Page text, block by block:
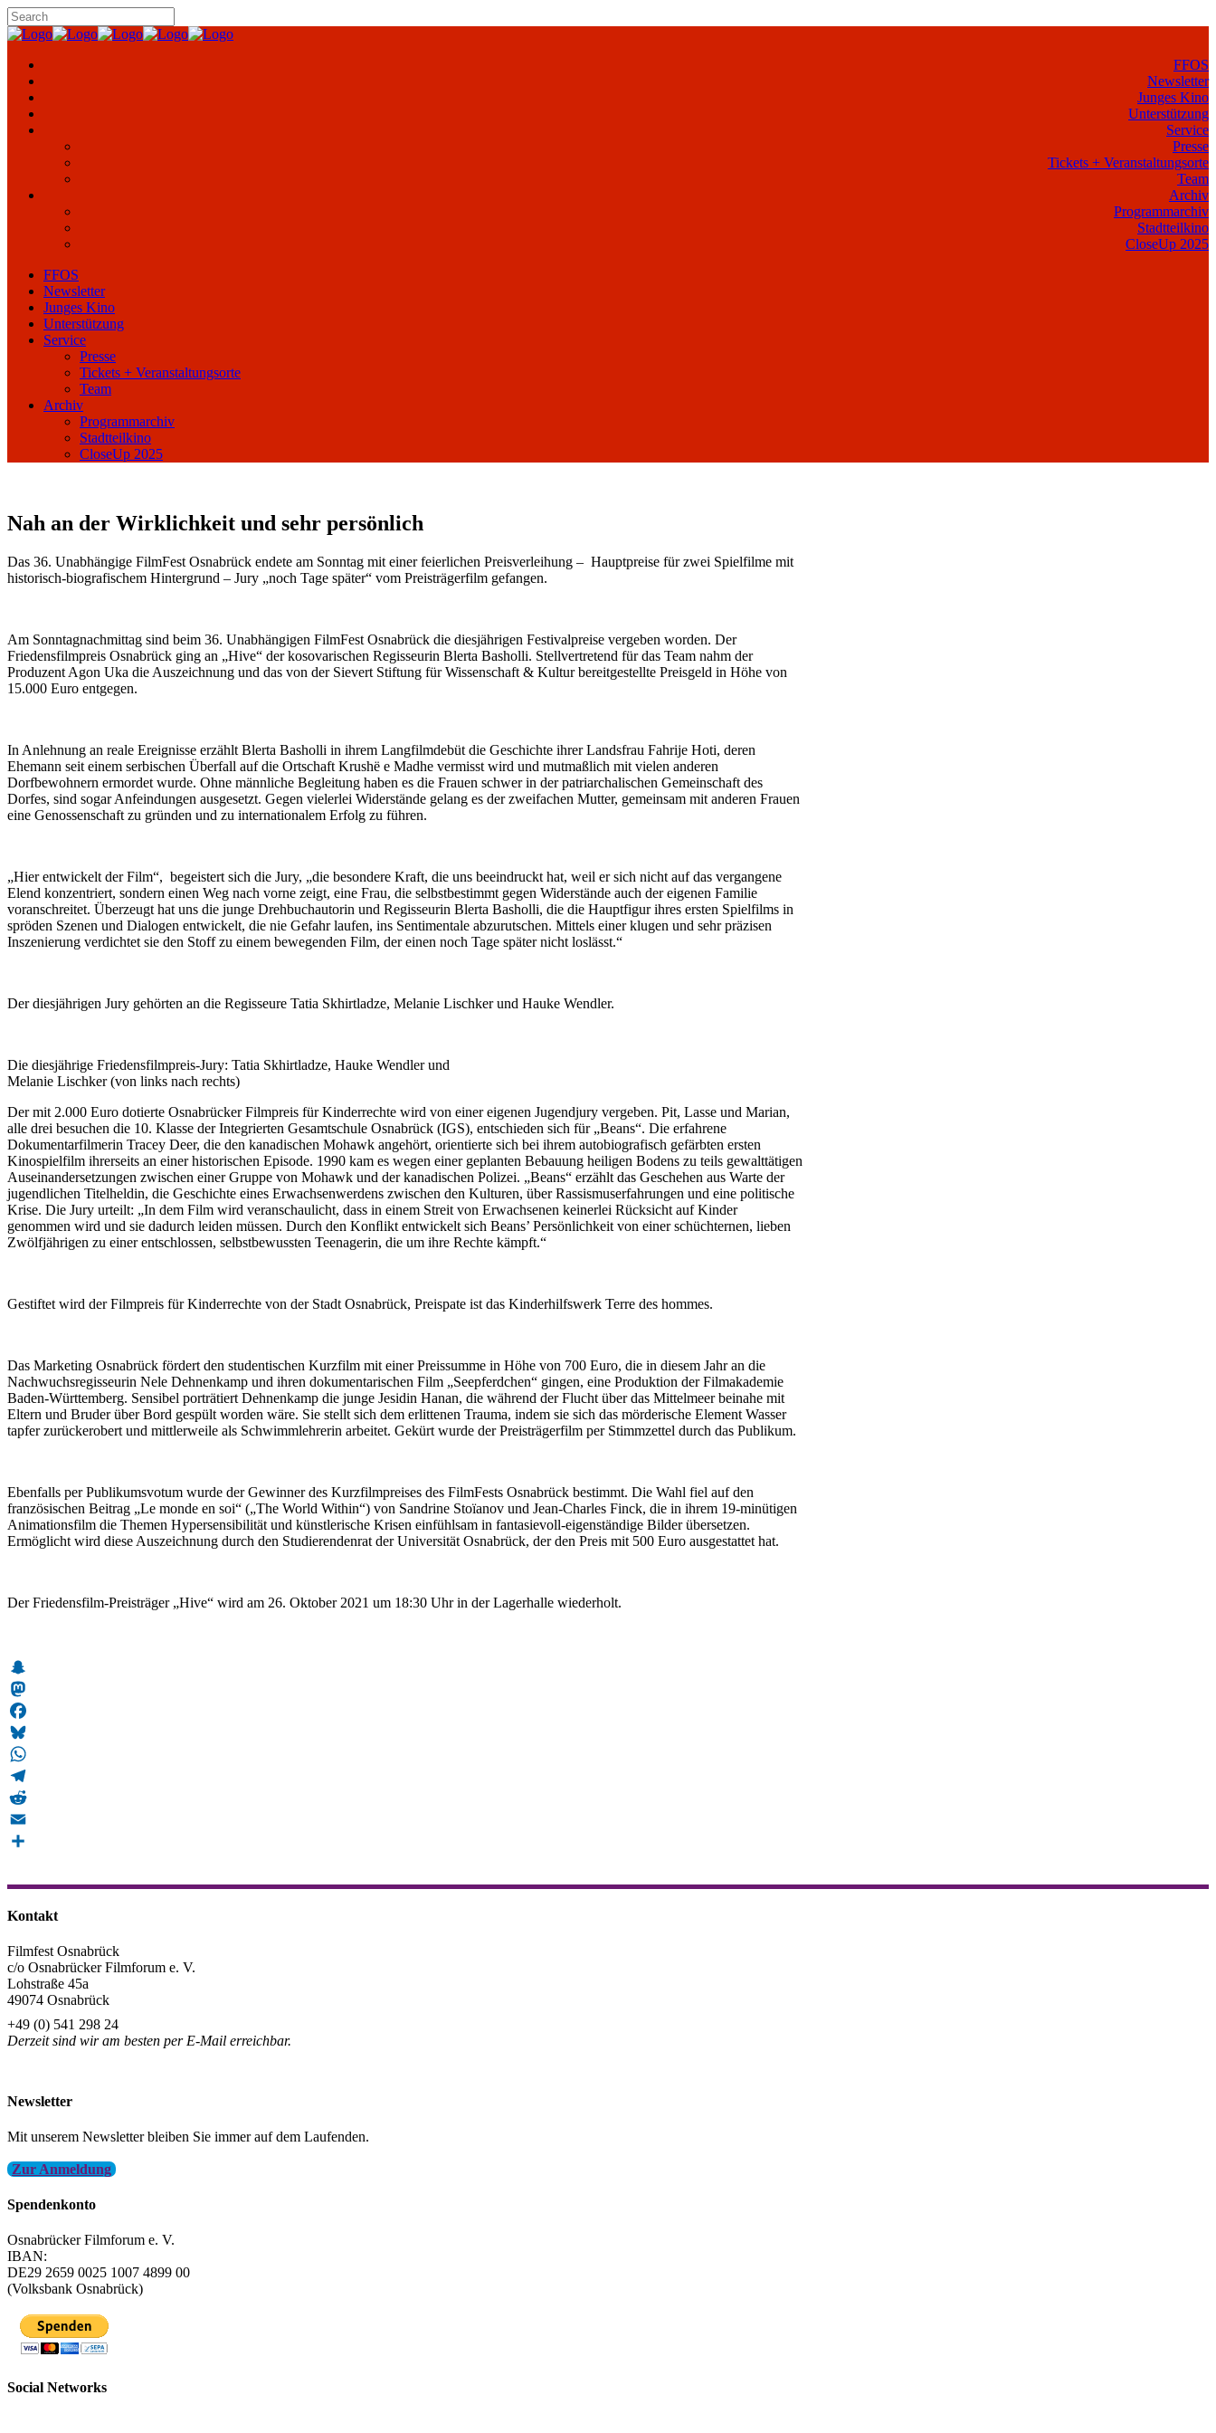
FFOS
Newsletter
Junges Kino
Unterstützung
Service
Presse
Tickets + Veranstaltungsorte
Team
Archiv
Programmarchiv
Stadtteilkino
CloseUp 2025
FFOS
Newsletter
Junges Kino
Unterstützung
Service
Presse
Tickets + Veranstaltungsorte
Team
Archiv
Programmarchiv
Stadtteilkino
CloseUp 2025
Nah an der Wirklichkeit und sehr persönlich
Das 36. Unabhängige FilmFest Osnabrück endete am Sonntag mit einer feierlichen Preisverleihung – Hauptpreise für zwei Spielfilme mit
historisch-biografischem Hintergrund – Jury „noch Tage später“ vom Preisträgerfilm gefangen.
Am Sonntagnachmittag sind beim 36. Unabhängigen FilmFest Osnabrück die diesjährigen Festivalpreise vergeben worden. Der
Friedensfilmpreis Osnabrück ging an „Hive“ der kosovarischen Regisseurin Blerta Basholli. Stellvertretend für das Team nahm der
Produzent Agon Uka die Auszeichnung und das von der Sievert Stiftung für Wissenschaft & Kultur bereitgestellte Preisgeld in Höhe von
15.000 Euro entgegen.
In Anlehnung an reale Ereignisse erzählt Blerta Basholli in ihrem Langfilmdebüt die Geschichte ihrer Landsfrau Fahrije Hoti, deren
Ehemann seit einem serbischen Überfall auf die Ortschaft Krushë e Madhe vermisst wird und mutmaßlich mit vielen anderen
Dorfbewohnern ermordet wurde. Ohne männliche Begleitung haben es die Frauen schwer in der patriarchalischen Gemeinschaft des
Dorfes, sind sogar Anfeindungen ausgesetzt. Gegen vielerlei Widerstände gelang es der zweifachen Mutter, gemeinsam mit anderen Frauen
eine Genossenschaft zu gründen und zu internationalem Erfolg zu führen.
„Hier entwickelt der Film“, begeistert sich die Jury, „die besondere Kraft, die uns beeindruckt hat, weil er sich nicht auf das vergangene
Elend konzentriert, sondern einen Weg nach vorne zeigt, eine Frau, die selbstbestimmt gegen Widerstände auch der eigenen Familie
voranschreitet. Überzeugt hat uns die junge Drehbuchautorin und Regisseurin Blerta Basholli, die die Hauptfigur ihres ersten Spielfilms in
spröden Szenen und Dialogen entwickelt, die nie Gefahr laufen, ins Sentimentale abzurutschen. Mittels einer klugen und sehr präzisen
Inszenierung verdichtet sie den Stoff zu einem bewegenden Film, der einen noch Tage später nicht loslässt.“
Der diesjährigen Jury gehörten an die Regisseure Tatia Skhirtladze, Melanie Lischker und Hauke Wendler.
Die diesjährige Friedensfilmpreis-Jury: Tatia Skhirtladze, Hauke Wendler und
Melanie Lischker (von links nach rechts)
Der mit 2.000 Euro dotierte Osnabrücker Filmpreis für Kinderrechte wird von einer eigenen Jugendjury vergeben. Pit, Lasse und Marian,
alle drei besuchen die 10. Klasse der Integrierten Gesamtschule Osnabrück (IGS), entschieden sich für „Beans“. Die erfahrene
Dokumentarfilmerin Tracey Deer, die den kanadischen Mohawk angehört, orientierte sich bei ihrem autobiografisch gefärbten ersten
Kinospielfilm ihrerseits an einer historischen Episode. 1990 kam es wegen einer geplanten Bebauung heiligen Bodens zu teils gewalttätigen
Auseinandersetzungen zwischen einer Gruppe von Mohawk und der kanadischen Polizei. „Beans“ erzählt das Geschehen aus Warte der
jugendlichen Titelheldin, die Geschichte eines Erwachsenwerdens zwischen den Kulturen, über Rassismuserfahrungen und eine politische
Krise. Die Jury urteilt: „In dem Film wird veranschaulicht, dass in einem Streit von Erwachsenen keinerlei Rücksicht auf Kinder
genommen wird und sie dadurch leiden müssen. Durch den Konﬂikt entwickelt sich Beans’ Persönlichkeit von einer schüchternen, lieben
Zwölfjährigen zu einer entschlossen, selbstbewussten Teenagerin, die um ihre Rechte kämpft.“
Gestiftet wird der Filmpreis für Kinderrechte von der Stadt Osnabrück, Preispate ist das Kinderhilfswerk Terre des hommes.
Das Marketing Osnabrück fördert den studentischen Kurzfilm mit einer Preissumme in Höhe von 700 Euro, die in diesem Jahr an die
Nachwuchsregisseurin Nele Dehnenkamp und ihren dokumentarischen Film „Seepferdchen“ gingen, eine Produktion der Filmakademie
Baden-Württemberg. Sensibel porträtiert Dehnenkamp die junge Jesidin Hanan, die während der Flucht über das Mittelmeer beinahe mit
Eltern und Bruder über Bord gespült worden wäre. Sie stellt sich dem erlittenen Trauma, indem sie sich das mörderische Element Wasser
tapfer zurückerobert und mittlerweile als Schwimmlehrerin arbeitet. Gekürt wurde der Preisträgerfilm per Stimmzettel durch das Publikum.
Ebenfalls per Publikumsvotum wurde der Gewinner des Kurzfilmpreises des FilmFests Osnabrück bestimmt. Die Wahl fiel auf den
französischen Beitrag „Le monde en soi“ („The World Within“) von Sandrine Stoïanov und Jean-Charles Finck, die in ihrem 19-minütigen
Animationsfilm die Themen Hypersensibilität und künstlerische Krisen einfühlsam in fantasievoll-eigenständige Bilder übersetzen.
Ermöglicht wird diese Auszeichnung durch den Studierendenrat der Universität Osnabrück, der den Preis mit 500 Euro ausgestattet hat.
Der Friedensfilm-Preisträger „Hive“ wird am 26. Oktober 2021 um 18:30 Uhr in der Lagerhalle wiederholt.
Snapchat
Mastodon
Facebook
Bluesky
WhatsApp
Telegram
Reddit
Email
Kontakt
Filmfest Osnabrück
c/o Osnabrücker Filmforum e. V.
Lohstraße 45a
49074 Osnabrück
+49 (0) 541 298 24
Derzeit sind wir am besten per E-Mail erreichbar.
Newsletter
Mit unserem Newsletter bleiben Sie immer auf dem Laufenden.
Zur Anmeldung
Spendenkonto
Osnabrücker Filmforum e. V.
IBAN:
DE29 2659 0025 1007 4899 00
(Volksbank Osnabrück)
Social Networks